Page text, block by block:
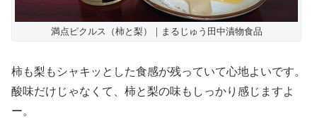
満点ピクルス（柿と梨）｜まるじゅう田中漬物食品
柿も梨もシャキッとした食感が残っていて心地よいです。
酸味だけじゃなくて、柿と梨の味もしっかり感じますよ
ー。